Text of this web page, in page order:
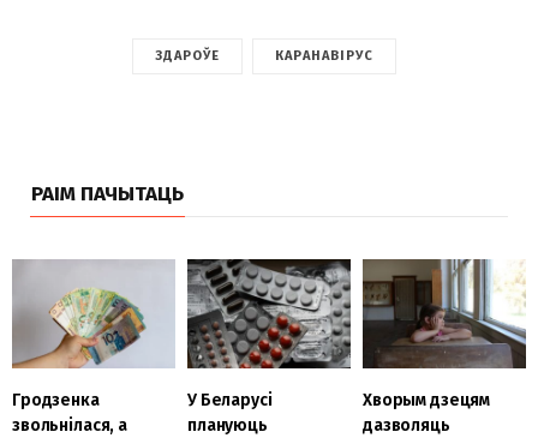
ЗДАРОЎЕ КАРАНАВІРУС
РАІМ ПАЧЫТАЦЬ
Гродзенка
звольнілася, а
У Беларусі
плануюць
Хворым дзецям
дазволяць